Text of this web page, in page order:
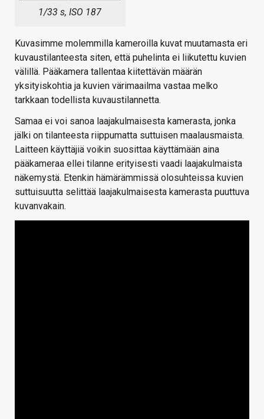
1/33 s, ISO 187
Kuvasimme molemmilla kameroilla kuvat muutamasta eri
kuvaustilanteesta siten, että puhelinta ei liikutettu kuvien
välillä. Pääkamera tallentaa kiitettävän määrän
yksityiskohtia ja kuvien värimaailma vastaa melko
tarkkaan todellista kuvaustilannetta.
Samaa ei voi sanoa laajakulmaisesta kamerasta, jonka
jälki on tilanteesta riippumatta suttuisen maalausmaista.
Laitteen käyttäjiä voikin suosittaa käyttämään aina
pääkameraa ellei tilanne erityisesti vaadi laajakulmaista
näkemystä. Etenkin hämärämmissä olosuhteissa kuvien
suttuisuutta selittää laajakulmaisesta kamerasta puuttuva
kuvanvakain.